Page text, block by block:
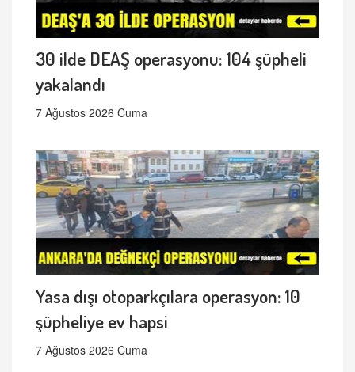
30 ilde DEAŞ operasyonu: 104 şüpheli
yakalandı
7 Ağustos 2026 Cuma
Yasa dışı otoparkçılara operasyon: 10
şüpheliye ev hapsi
7 Ağustos 2026 Cuma